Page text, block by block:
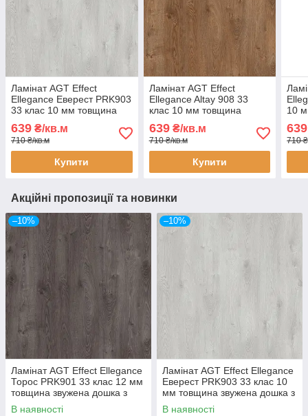
Ламінат AGT Effect
Ellegance Еверест PRK903
33 клас 10 мм товщина
звужена дошка з фаскою
639 ₴/кв.м
710 ₴/кв.м
Купити
Ламінат AGT Effect
Ellegance Altay 908 33
клас 10 мм товщина
завужена дошка з фаскою
639₴/кв.м
710 ₴/кв.м
Купити
10
639
710
Акційні пропозиції та новинки
–10%
Ламінат AGT Effect Ellegance
Торос PRK901 33 клас 12 мм
товщина звужена дошка з
фаскою
В наявності
–10%
Ламінат AGT Effect Ellegance
Еверест PRK903 33 клас 10
мм товщина звужена дошка з
фаскою
В наявності